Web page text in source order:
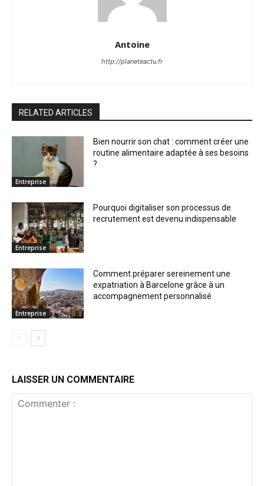
Antoine
http://planeteactu.fr
RELATED ARTICLES
Entreprise
Bien nourrir son chat : comment créer une
routine alimentaire adaptée à ses besoins
?
Entreprise
Pourquoi digitaliser son processus de
recrutement est devenu indispensable
Entreprise
Comment préparer sereinement une
expatriation à Barcelone grâce à un
accompagnement personnalisé
LAISSER UN COMMENTAIRE